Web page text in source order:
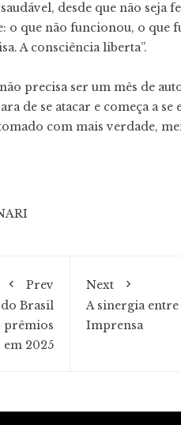
desde que não seja
o que não funcionou, o que
A consciência liberta”.
precisa ser um mês de
de se atacar e começa a
com mais verdade,
Prev
Brasil
prêmios
em 2025
Next
A sinergia entre
Imprensa